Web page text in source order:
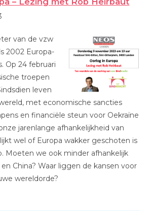
van de vzw
2002 Europa-
Op 24 februari
troepen
leven
met economische sancties
en financiële steun voor Oekraïne
jarenlange afhankelijkheid van
wel of Europa wakker geschoten is
Moeten we ook minder afhankelijk
China? Waar liggen de kansen voor
wereldorde?